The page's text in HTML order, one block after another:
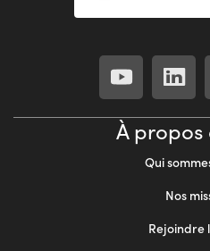
À propos
Qui
Nos
Rejoindre